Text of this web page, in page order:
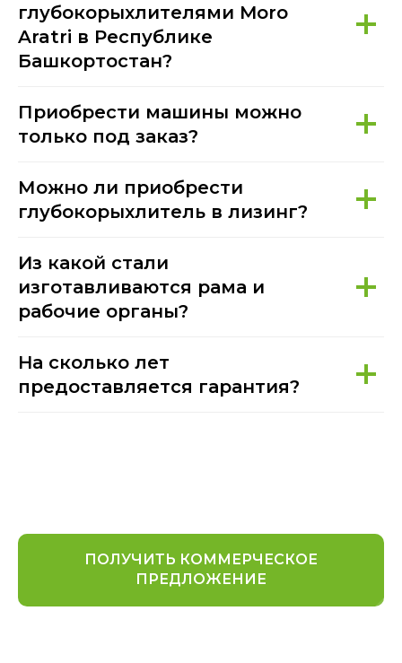
глубокорыхлителями Moro
Aratri в Республике
Башкортостан?
Приобрести машины можно
только под заказ?
Можно ли приобрести
глубокорыхлитель в лизинг?
Из какой стали
изготавливаются рама и
рабочие органы?
На сколько лет
предоставляется гарантия?
ПОЛУЧИТЬ КОММЕРЧЕСКОЕ
ПРЕДЛОЖЕНИЕ